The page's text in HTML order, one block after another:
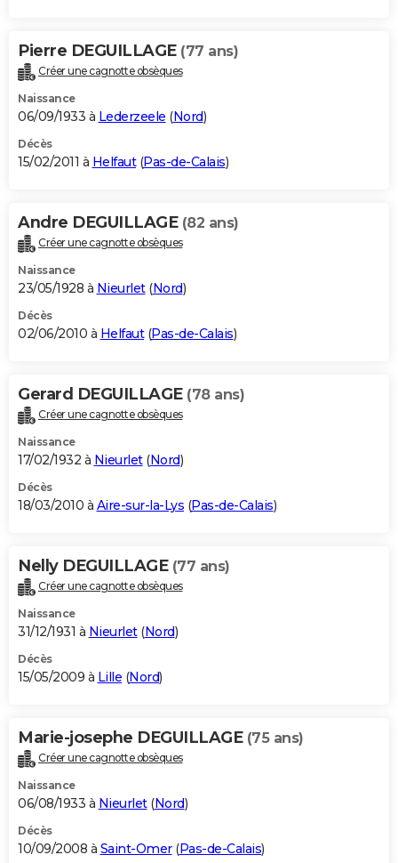
Pierre DEGUILLAGE (77 ans)
Créer une cagnotte obsèques
Naissance
06/09/1933 à Lederzeele (Nord)
Décès
15/02/2011 à Helfaut(Pas-de-Calais)
Andre DEGUILLAGE (82 ans)
Créer une cagnotte obsèques
Naissance
23/05/1928 à Nieurlet(Nord)
Décès
02/06/2010 à Helfaut(Pas-de-Calais)
Gerard DEGUILLAGE (78 ans)
Créer une cagnotte obsèques
Naissance
17/02/1932 à Nieurlet(Nord)
Décès
18/03/2010 à Aire-sur-la-Lys (Pas-de-Calais)
Nelly DEGUILLAGE (77 ans)
Créer une cagnotte obsèques
Naissance
31/12/1931 à Nieurlet(Nord)
Décès
15/05/2009 à Lille (Nord)
Marie-josephe DEGUILLAGE (75 ans)
Créer une cagnotte obsèques
Naissance
06/08/1933 à Nieurlet(Nord)
Décès
10/09/2008 à Saint-Omer(Pas-de-Calais)